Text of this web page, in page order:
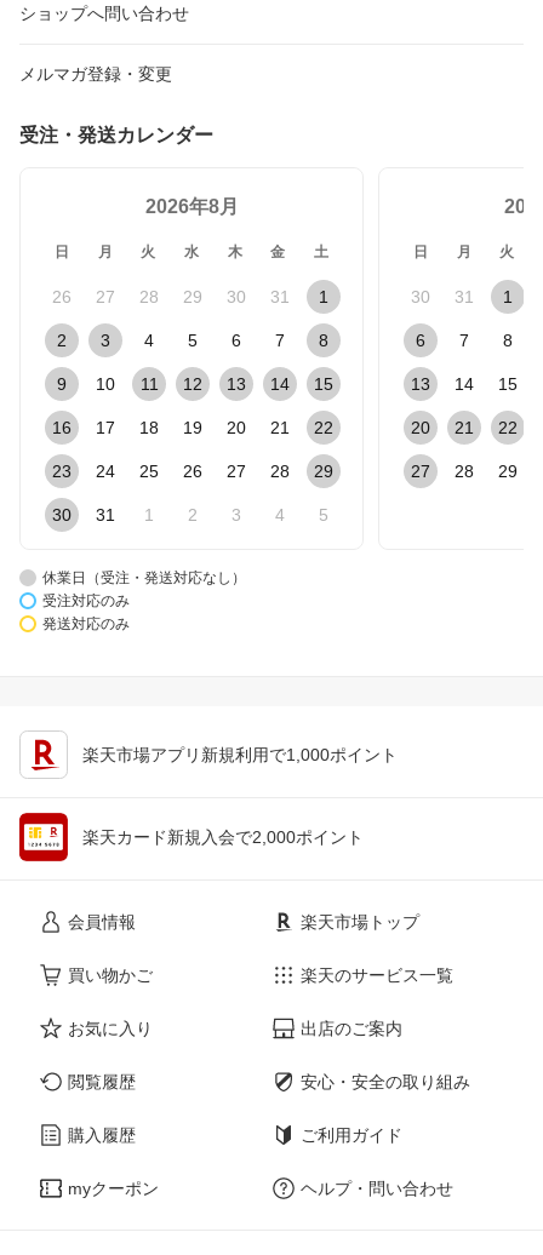
ショップへ問い合わせ
メルマガ登録・変更
受注・発送カレンダー
2026年8月
日 月 火 水 木 金 土
26 27 28 29 30 31 1
2 3 4 5 6 7 8
9 10 11 12 13 14 15
16 17 18 19 20 21 22
23 24 25 26 27 28 29
30 31 1 2 3 4 5
日 月 火
30 31 1
6 7 8
13 14 15
20 21 22
27 28 29
休業日（受注・発送対応なし）
受注対応のみ
発送対応のみ
楽天市場アプリ新規利用で1,000ポイント
楽天カード新規入会で2,000ポイント
会員情報
買い物かご
お気に入り
閲覧履歴
購入履歴
myクーポン
楽天市場トップ
楽天のサービス一覧
出店のご案内
安心・安全の取り組み
ご利用ガイド
ヘルプ・問い合わせ